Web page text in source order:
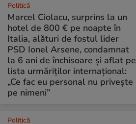
Politică
Marcel Ciolacu, surprins la un
hotel de 800 € pe noapte în
Italia, alături de fostul lider
PSD Ionel Arsene, condamnat
la 6 ani de închisoare și aflat pe
lista urmăriților internațional:
„Ce fac eu personal nu privește
pe nimeni”
Politică